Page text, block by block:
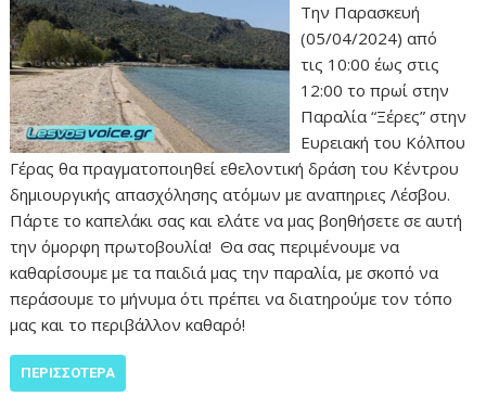
Την Παρασκευή
(05/04/2024) από
τις 10:00 έως στις
12:00 το πρωί στην
Παραλία “Ξέρες” στην
Ευρειακή του Κόλπου
Γέρας θα πραγματοποιηθεί εθελοντική δράση του Κέντρου
δημιουργικής απασχόλησης ατόμων με αναπηριες Λέσβου.
Πάρτε το καπελάκι σας και ελάτε να μας βοηθήσετε σε αυτή
την όμορφη πρωτοβουλία! Θα σας περιμένουμε να
καθαρίσουμε με τα παιδιά μας την παραλία, με σκοπό να
περάσουμε το μήνυμα ότι πρέπει να διατηρούμε τον τόπο
μας και το περιβάλλον καθαρό!
ΠΕΡΙΣΣΌΤΕΡΑ